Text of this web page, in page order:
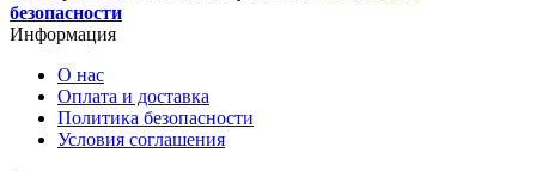
безопасности
Информация
О нас
Оплата и доставка
Политика безопасности
Условия соглашения